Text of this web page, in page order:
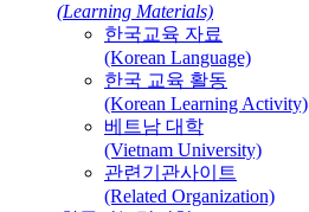
(Learning Materials)
한국교육 자료
(Korean Language)
한국 교육 활동
(Korean Learning Activity)
베트남 대학
(Vietnam University)
관련기관사이트
(Related Organization)